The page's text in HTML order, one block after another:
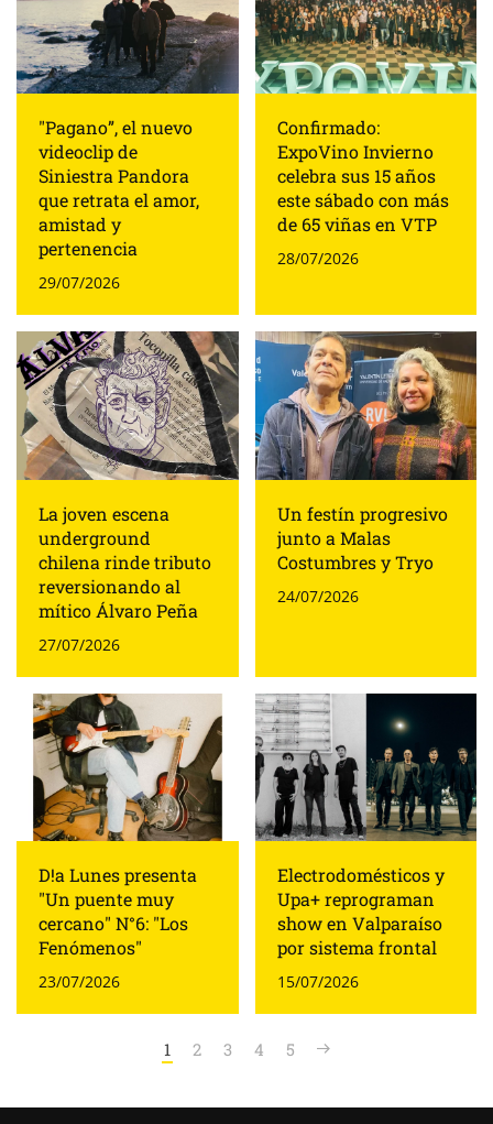
"Pagano”, el nuevo
videoclip de
Siniestra Pandora
que retrata el amor,
amistad y
pertenencia
29/07/2026
Confirmado:
ExpoVino Invierno
celebra sus 15 años
este sábado con más
de 65 viñas en VTP
28/07/2026
La joven escena
underground
chilena rinde tributo
reversionando al
mítico Álvaro Peña
27/07/2026
Un festín progresivo
junto a Malas
Costumbres y Tryo
24/07/2026
D!a Lunes presenta
"Un puente muy
cercano" N°6: "Los
Fenómenos"
23/07/2026
Electrodomésticos y
Upa+ reprograman
show en Valparaíso
por sistema frontal
15/07/2026
1 2 3 4 5